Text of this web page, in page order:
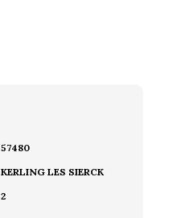
57480
KERLING LES SIERCK
2